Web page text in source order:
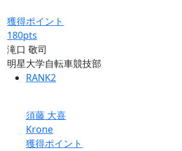
獲得ポイント
180pts
滝口 敬司
明星大学自転車競技部
RANK2
須藤 大喜
Krone
獲得ポイント